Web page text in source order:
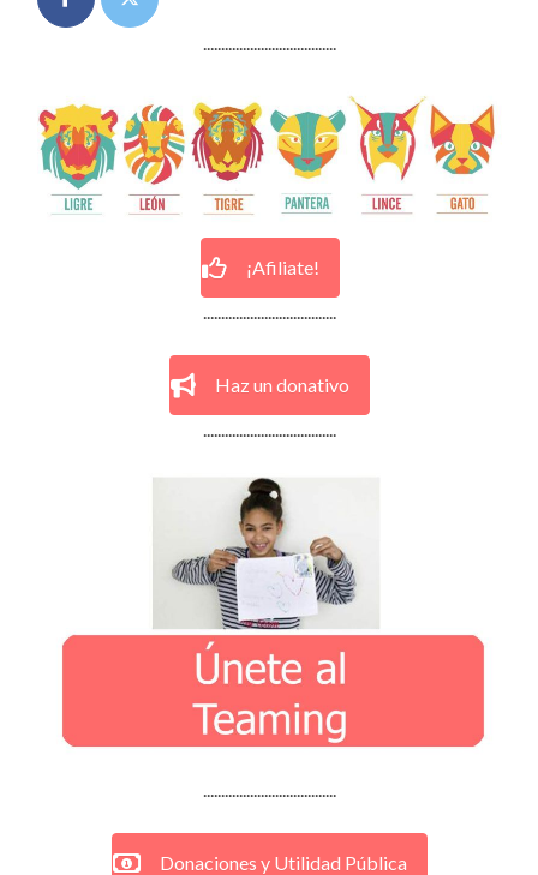
.....................................
¡Afiliate!
.....................................
Haz un donativo
.....................................
Donaciones y Utilidad Pública